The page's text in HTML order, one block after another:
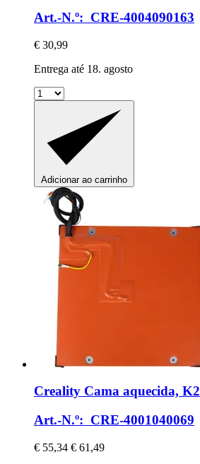
Art.-N.º: CRE-4004090163
€ 30,99
Entrega até 18. agosto
Adicionar ao carrinho
Creality Cama aquecida, K2
Art.-N.º: CRE-4001040069
€ 55,34 € 61,49